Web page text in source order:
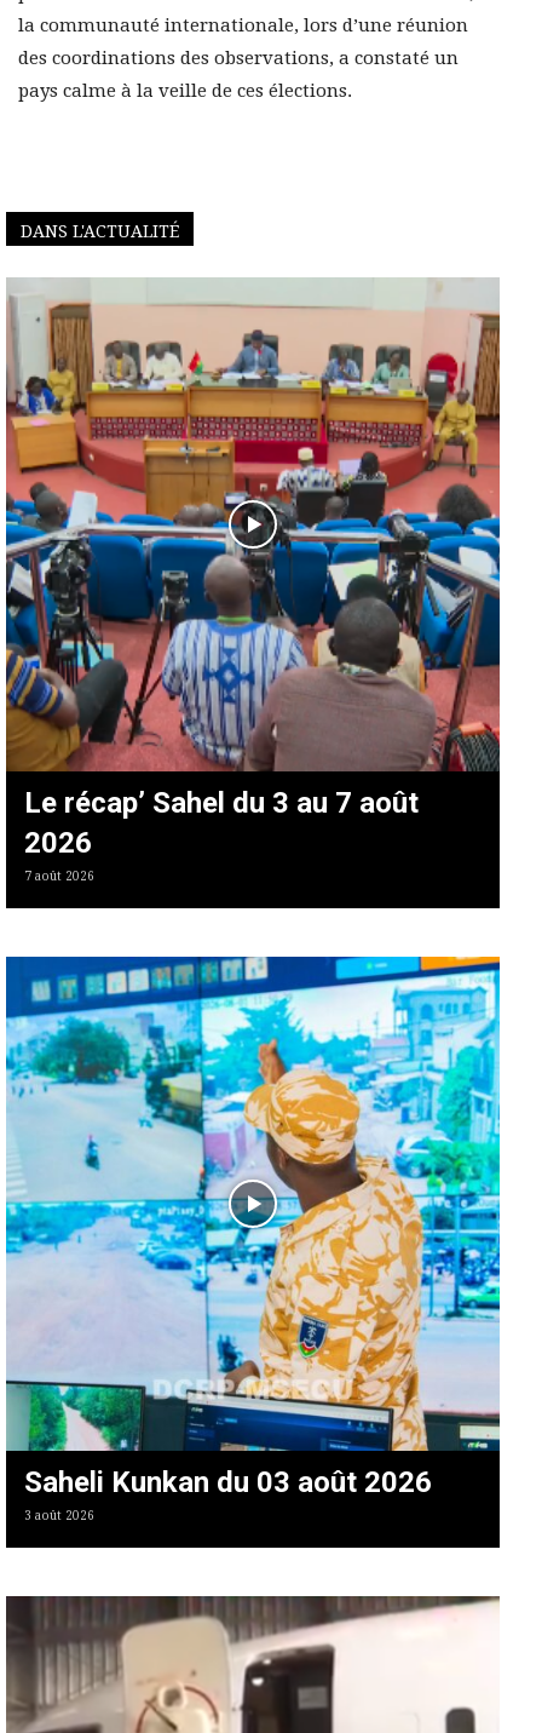
la communauté internationale, lors d’une réunion
des coordinations des observations, a constaté un
pays calme à la veille de ces élections.
DANS L'ACTUALITÉ
Le récap’ Sahel du 3 au 7 août
2026
7 août 2026
Saheli Kunkan du 03 août 2026
3 août 2026